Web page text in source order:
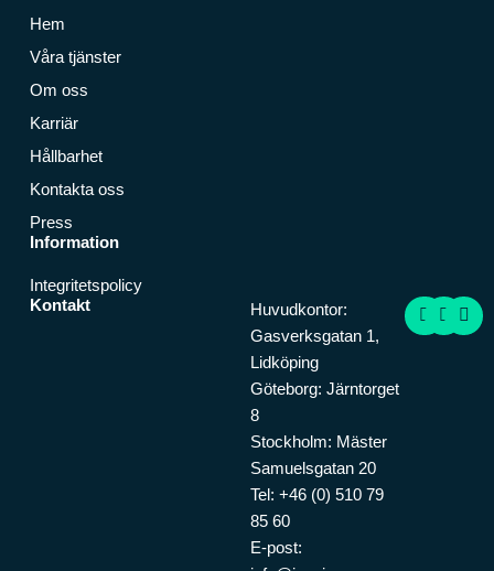
Hem
Våra tjänster
Om oss
Karriär
Hållbarhet
Kontakta oss
Press
Information
Integritetspolicy
Kontakt
Huvudkontor:
Gasverksgatan 1,
Lidköping
Göteborg: Järntorget
8
Stockholm: Mäster
Samuelsgatan 20
Tel: +46 (0) 510 79
85 60
E-post:
F
a
c
I
n
s
L
i
n